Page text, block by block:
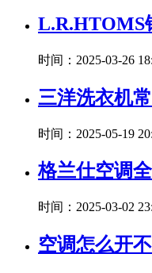
L.R.HTOMS
时间：2025-03-26
三洋洗衣机
时间：2025-05-19
格兰仕空调
时间：2025-03-02
空调怎么开